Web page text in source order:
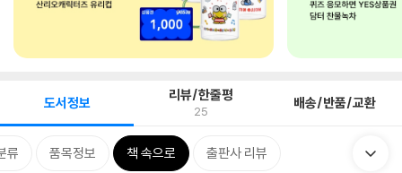
도서정보 리뷰/한줄평
25 배송/반품/교환
류 품목정보 책 속으로 출판사 리뷰